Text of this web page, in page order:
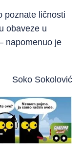
poznate ličnosti
obaveze u
napomenuo je
Soko Sokolović